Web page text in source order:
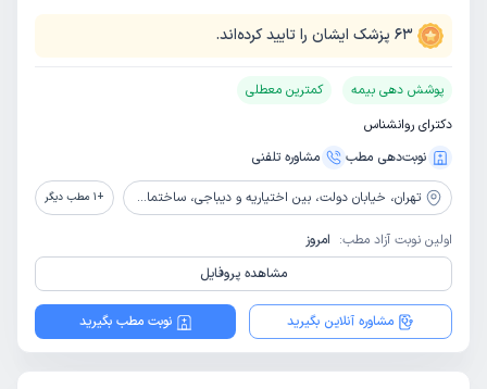
63 پزشک ایشان را تایید کرده‌اند.
پوشش دهی بیمه
کمترین معطلی
دکترای روانشناس
نوبت‌دهی مطب
مشاوره‌ تلفنی
تهران، خیابان دولت، بین اختیاریه و دیباجی، ساختمان پزشکان 450، طبقه دو، واحد 22 +
1 مطب دیگر
اولین نوبت آزاد مطب: امروز
مشاهده پروفایل
مشاوره آنلاین بگیرید نوبت مطب بگیرید